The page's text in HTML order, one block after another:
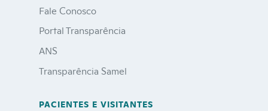
Fale Conosco
Portal Transparência
ANS
Transparência Samel
PACIENTES E VISITANTES